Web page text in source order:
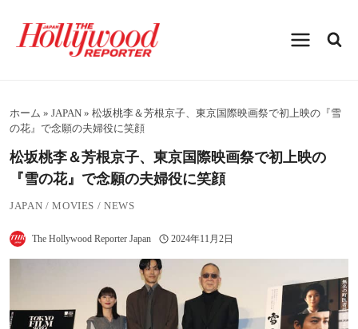
プホーム » JAPAN » 松坂桃李＆芳根京子、東京国際映画祭で初上映の『雪
の花』で念願の夫婦役に笑顔
松坂桃李＆芳根京子、東京国際映画祭で初上映の
『雪の花』で念願の夫婦役に笑顔
JAPAN /MOVIES /NEWS
The Hollywood Reporter Japan 2024年11月2日